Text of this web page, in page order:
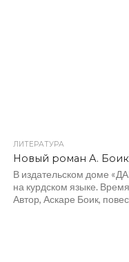
ЛИТЕРАТУРА
Новый роман А.
В издательском доме
на курдском языке.
Автор, Аскаре Боик,